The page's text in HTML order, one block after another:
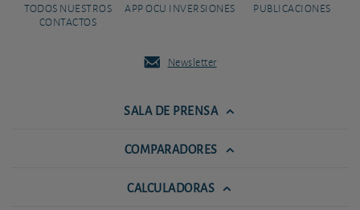
TODOS NUESTROS
CONTACTOS
APP OCU INVERSIONES PUBLICACIONES
Newsletter
SALA DE PRENSA
COMPARADORES
CALCULADORAS